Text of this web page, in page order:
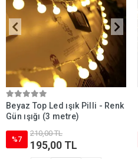
Beyaz Top Led ışık Pilli - Renk
Gün ışığı (3 metre)
%7
210,00 TL
195,00 TL